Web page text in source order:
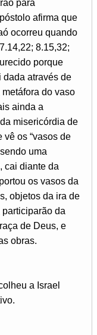
para
afirma que
ocorreu quando
8.15,32;
porque
dada através de
do vaso
ainda a
misericórdia de
vê os “vasos de
uma
cai diante da
os vasos da
objetos da ira de
da
de Deus, e
obras.
a Israel